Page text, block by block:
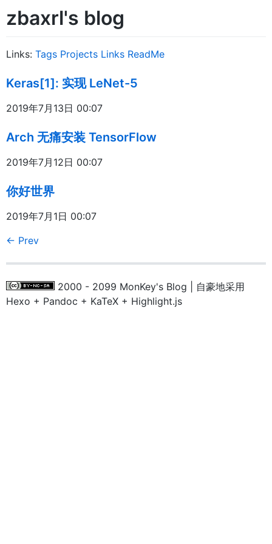
zbaxrl's blog
Links: Tags Projects Links ReadMe
Keras[1]: 实现 LeNet-5
2019年7月13日 00:07
Arch 无痛安装 TensorFlow
2019年7月12日 00:07
你好世界
2019年7月1日 00:07
← Prev
2000 - 2099 MonKey's Blog | 自豪地采用
Hexo + Pandoc + KaTeX + Highlight.js